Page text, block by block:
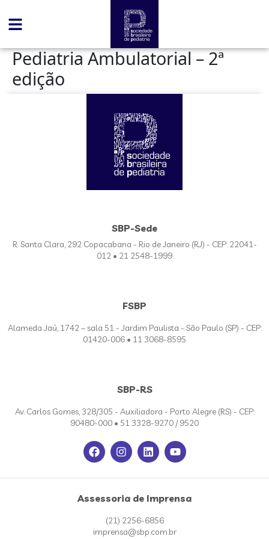
Pediatria Ambulatorial – 2ª
edição
SBP-Sede
R. Santa Clara, 292 Copacabana - Rio de Janeiro (RJ) - CEP: 22041-
012 • 21 2548-1999
FSBP
Alameda Jaú, 1742 – sala 51 - Jardim Paulista - São Paulo (SP) - CEP:
01420-006 • 11 3068-8595
SBP-RS
Av. Carlos Gomes, 328/305 - Auxiliadora - Porto Alegre (RS) - CEP:
90480-000 • 51 3328-9270 / 9520
Assessoria de Imprensa
(21) 2256-6856
imprensa@sbp.com.br